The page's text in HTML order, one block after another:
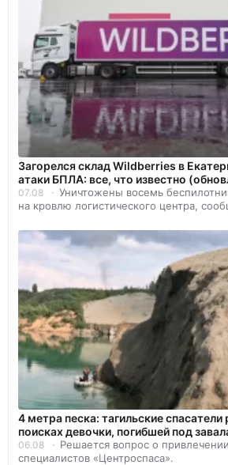
Загорелся склад Wildberries в
атаки БПЛА: все, что известно
07.08
Уничтожены восемь
на кровлю логистического центра,
4 метра песка: тагильские спасатели
поисках девочки, погибшей под
06.08
Решается вопрос о привлечении
специалистов «Центроспаса».